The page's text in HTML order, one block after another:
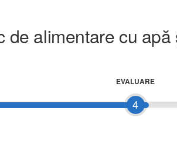
alimentare cu
4
EVALUARE